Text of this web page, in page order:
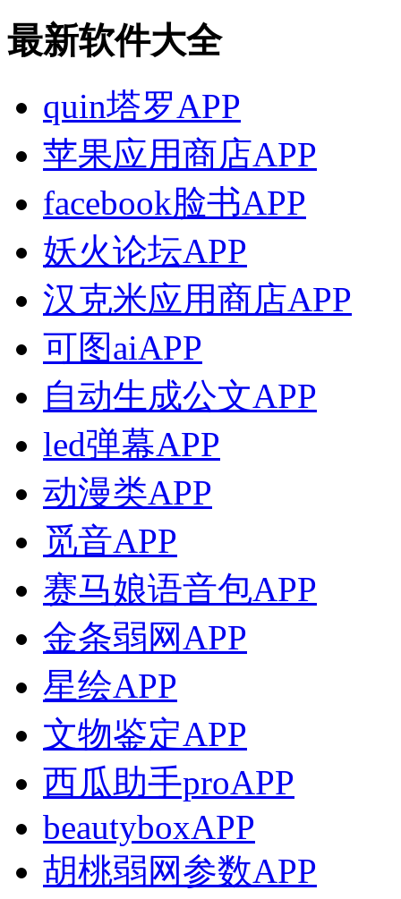
最新软件大全
quin塔罗APP
苹果应用商店APP
facebook脸书APP
妖火论坛APP
汉克米应用商店APP
可图aiAPP
自动生成公文APP
led弹幕APP
动漫类APP
觅音APP
赛马娘语音包APP
金条弱网APP
星绘APP
文物鉴定APP
西瓜助手proAPP
beautyboxAPP
胡桃弱网参数APP